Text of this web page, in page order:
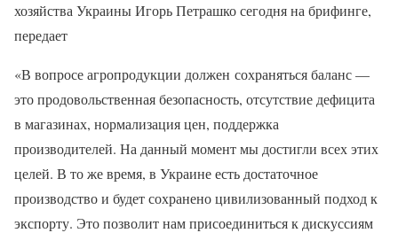
хозяйства Украины Игорь Петрашко сегодня на брифинге,
передает
«В вопросе агропродукции должен сохраняться баланс —
это продовольственная безопасность, отсутствие дефицита
в магазинах, нормализация цен, поддержка
производителей. На данный момент мы достигли всех этих
целей. В то же время, в Украине есть достаточное
производство и будет сохранено цивилизованный подход к
экспорту. Это позволит нам присоединиться к дискуссиям